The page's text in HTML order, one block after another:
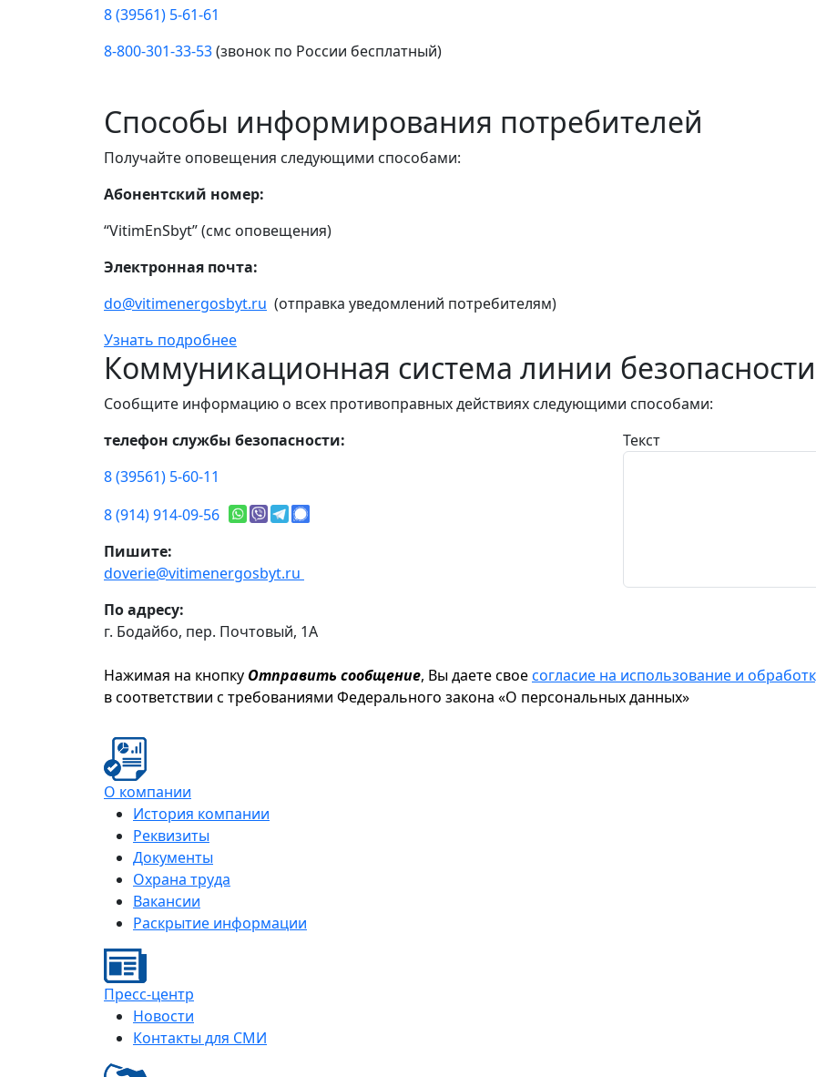
8 (39561) 5-61-61
8-800-301-33-53(звонок по России бесплатный)
Способы информирования потребителей
Получайте оповещения следующими способами:
Абонентский номер:
“VitimEnSbyt” (смс оповещения)
Электронная почта:
do@vitimenergosbyt.ru (отправка уведомлений потребителям)
Узнать подробнее
Коммуникационная система линии безопасности
Сообщите информацию о всех противоправных действиях следующими способами:
телефон службы безопасности:
8 (39561) 5-60-11
8 (914) 914-09-56
Пишите:
doverie@vitimenergosbyt.ru
По адресу:
г. Бодайбо, пер. Почтовый, 1А
Текст
Нажимая на кнопку Отправить сообщение, Вы даете своесогласие на использование и
в соответствии с требованиями Федерального закона «О персональных данных»
О компании
История компании
Реквизиты
Документы
Охрана труда
Вакансии
Раскрытие информации
Пресс-центр
Новости
Контакты для СМИ